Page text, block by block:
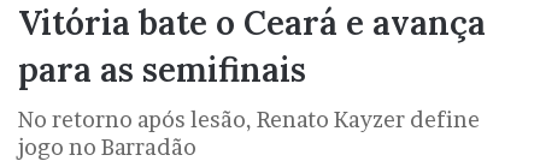
Vitória bate o Ceará e avança
para as semifinais
No retorno após lesão, Renato Kayzer define
jogo no Barradão